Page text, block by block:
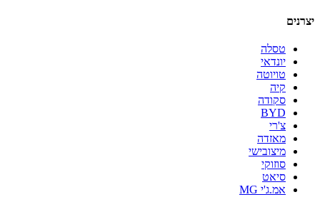
יצרנים
טסלה
יונדאי
טויוטה
קיה
סקודה
BYD
צ'רי
מאזדה
מיצובישי
סוזוקי
סיאט
אמ.ג'י MG